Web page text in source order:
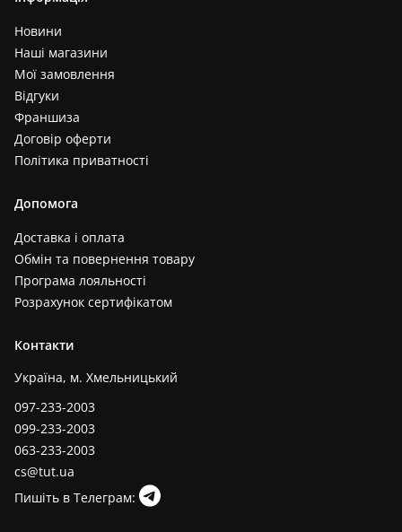
Новини
Наші магазини
Мої замовлення
Відгуки
Франшиза
Договір оферти
Політика приватності
Допомога
Доставка і оплата
Обмін та повернення товару
Програма лояльності
Розрахунок сертифікатом
Контакти
Україна, м. Хмельницький
097-233-2003
099-233-2003
063-233-2003
cs@tut.ua
Пишіть в Телеграм: